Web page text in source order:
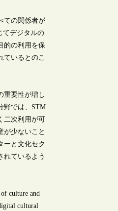
ての関係者が
てデジタルの
的の利用を保
ているとのこ
重要性が増し
野では、STM
二次利用が可
が少ないこと
ーと文化セク
れているよう
culture and
cultural